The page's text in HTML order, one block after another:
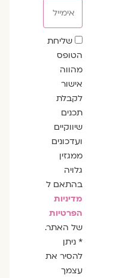
שדה
הסכמה
שליחת
הטופס
מהווה
אישור
לקבלת
תכנים
שיווקיים
ועדכונים
ממגזין
גלויה
בהתאם ל
מדיניות
הפרטיות
של האתר.
* ניתן
להסיר את
עצמך